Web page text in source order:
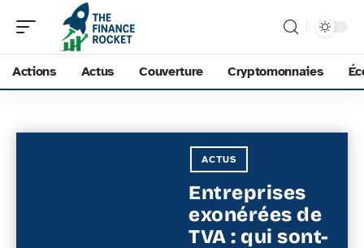
Actions Actus Couverture Cryptomonnaies
ACTUS
Entreprises
exonérées de
TVA : qui sont-